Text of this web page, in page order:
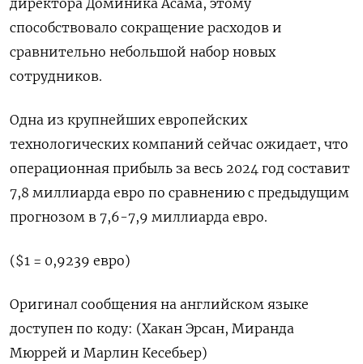
директора Доминика Асама, этому
способствовало сокращение расходов и
сравнительно небольшой набор новых
сотрудников.
Одна из крупнейших европейских
технологических компаний сейчас ожидает, что
операционная прибыль за весь 2024 год составит
7,8 миллиарда евро по сравнению с предыдущим
прогнозом в 7,6-7,9 миллиарда евро.
($1 = 0,9239 евро)
Оригинал сообщения на английском языке
доступен по коду: (Хакан Эрсан, Миранда
Мюррей и Марлин Кесебьер)